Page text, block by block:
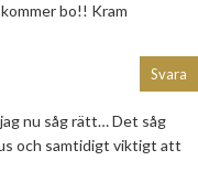
bo!! Kram
nu såg rätt… Det såg
och samtidigt viktigt att
Svara